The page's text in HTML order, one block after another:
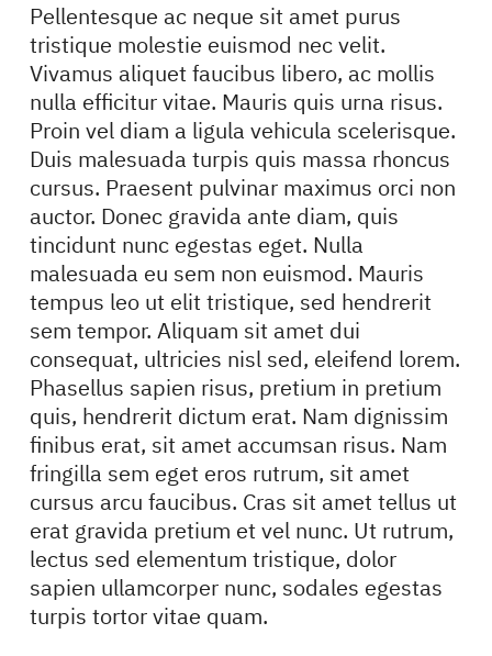
Pellentesque ac neque sit amet purus
tristique molestie euismod nec velit.
Vivamus aliquet faucibus libero, ac mollis
nulla efficitur vitae. Mauris quis urna risus.
Proin vel diam a ligula vehicula scelerisque.
Duis malesuada turpis quis massa rhoncus
cursus. Praesent pulvinar maximus orci non
auctor. Donec gravida ante diam, quis
tincidunt nunc egestas eget. Nulla
malesuada eu sem non euismod. Mauris
tempus leo ut elit tristique, sed hendrerit
sem tempor. Aliquam sit amet dui
consequat, ultricies nisl sed, eleifend lorem.
Phasellus sapien risus, pretium in pretium
quis, hendrerit dictum erat. Nam dignissim
finibus erat, sit amet accumsan risus. Nam
fringilla sem eget eros rutrum, sit amet
cursus arcu faucibus. Cras sit amet tellus ut
erat gravida pretium et vel nunc. Ut rutrum,
lectus sed elementum tristique, dolor
sapien ullamcorper nunc, sodales egestas
turpis tortor vitae quam.